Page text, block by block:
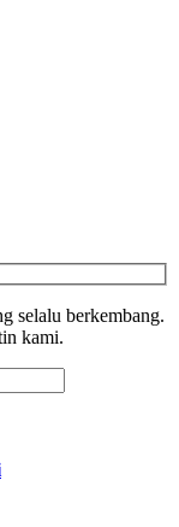
selalu berkembang.
kami.